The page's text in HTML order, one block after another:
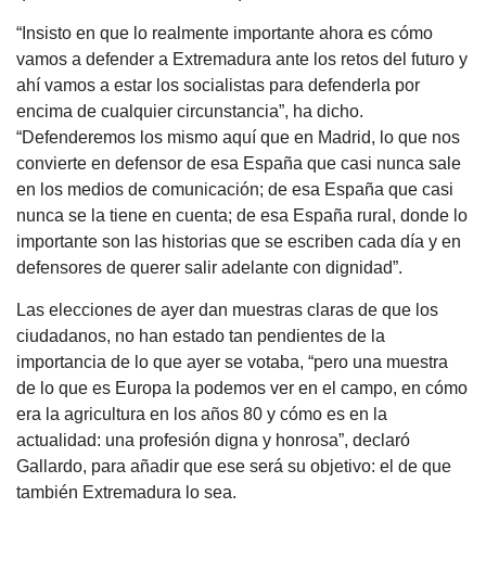
“Insisto en que lo realmente importante ahora es cómo
vamos a defender a Extremadura ante los retos del futuro y
ahí vamos a estar los socialistas para defenderla por
encima de cualquier circunstancia”, ha dicho.
“Defenderemos los mismo aquí que en Madrid, lo que nos
convierte en defensor de esa España que casi nunca sale
en los medios de comunicación; de esa España que casi
nunca se la tiene en cuenta; de esa España rural, donde lo
importante son las historias que se escriben cada día y en
defensores de querer salir adelante con dignidad”.
Las elecciones de ayer dan muestras claras de que los
ciudadanos, no han estado tan pendientes de la
importancia de lo que ayer se votaba, “pero una muestra
de lo que es Europa la podemos ver en el campo, en cómo
era la agricultura en los años 80 y cómo es en la
actualidad: una profesión digna y honrosa”, declaró
Gallardo, para añadir que ese será su objetivo: el de que
también Extremadura lo sea.